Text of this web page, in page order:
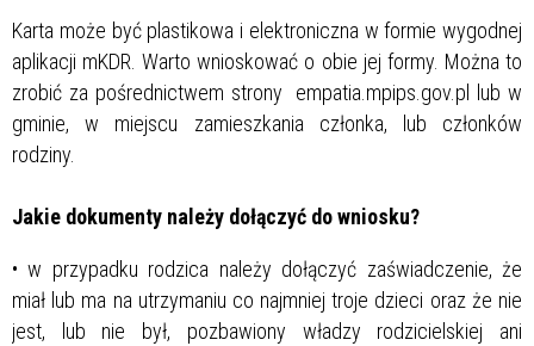
Karta może być plastikowa i elektroniczna w formie wygodnej
aplikacji mKDR. Warto wnioskować o obie jej formy. Można to
zrobić za pośrednictwem strony empatia.mpips.gov.pl lub w
gminie, w miejscu zamieszkania członka, lub członków
rodziny.
Jakie dokumenty należy dołączyć do wniosku?
• w przypadku rodzica należy dołączyć zaświadczenie, że
miał lub ma na utrzymaniu co najmniej troje dzieci oraz że nie
jest, lub nie był, pozbawiony władzy rodzicielskiej ani